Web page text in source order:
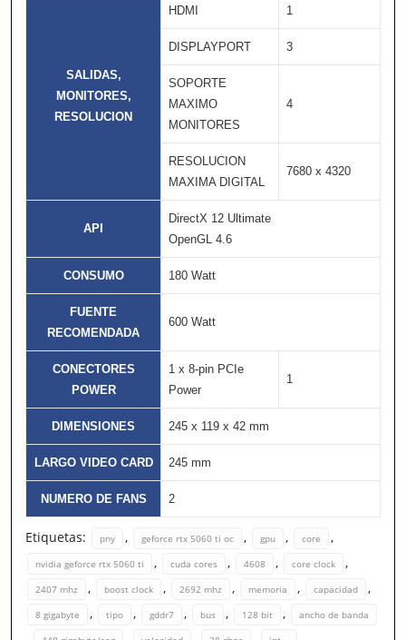
SALIDAS,
MONITORES,
RESOLUCION
HDMI 1
DISPLAYPORT 3
SOPORTE
MAXIMO
MONITORES
4
RESOLUCION
MAXIMA DIGITAL
7680 x 4320
API
DirectX 12 Ultimate
OpenGL 4.6
CONSUMO 180 Watt
FUENTE
RECOMENDADA
600 Watt
CONECTORES
POWER
1 x 8-pin PCIe
Power
1
DIMENSIONES 245 x 119 x 42 mm
LARGO VIDEO CARD 245 mm
NUMERO DE FANS 2
Etiquetas: pny , geforce rtx 5060 ti oc , gpu , core ,
nvidia geforce rtx 5060 ti , cuda cores , 4608 , core clock ,
2407 mhz , boost clock , 2692 mhz , memoria , capacidad ,
8 gigabyte , tipo , gddr7 , bus , 128 bit , ancho de banda